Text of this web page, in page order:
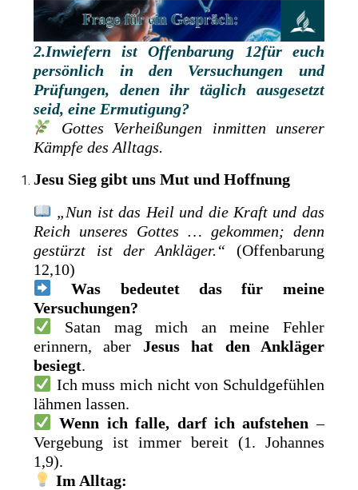
2.Inwiefern istOffenbarung 12für euch
persönlich in den Versuchungen und
Prüfungen, denen ihr täglich ausgesetzt
seid, eine Ermutigung?
Gottes Verheißungen inmitten unserer
Kämpfe des Alltags.
Jesu Sieg gibt uns Mut und Hoffnung
„Nun ist das Heil und die Kraft und das
Reich unseres Gottes … gekommen; denn
gestürzt ist der Ankläger.“ (Offenbarung
12,10)
Was bedeutet das für meine
Versuchungen?
Satan mag mich an meine Fehler
erinnern, aber Jesus hat den Ankläger
besiegt.
Ich muss mich nicht von Schuldgefühlen
lähmen lassen.
Wenn ich falle, darf ich aufstehen –
Vergebung ist immer bereit (1. Johannes
1,9).
Im Alltag: